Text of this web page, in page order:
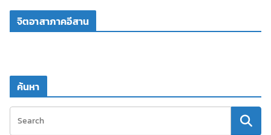
จิตอาสาภาคอีสาน
ค้นหา